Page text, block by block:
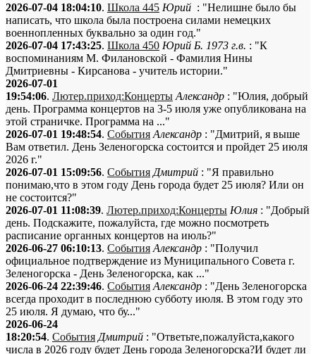
2026-07-04 18:04:10. Школа 445 Юрий : "Нелишне было бы
написать, что школа была построена силами немецких
военнопленных буквально за один год."
2026-07-04 17:43:25. Школа 450 Юрий Б. 1973 г.в. : "К
воспоминаниям М. Филановской - Фамилия Нины
Дмитриевны - Кирсанова - учитель истории."
2026-07-01
19:54:06. Лютер.приход:Концерты Александр : "Юлия, добрый
день. Программа концертов на 3-5 июля уже опубликована на
этой страничке. Программа на ..."
2026-07-01 19:48:54. События Александр : "Дмитрий, я выше
Вам ответил. День Зеленогорска состоится и пройдет 25 июля
2026 г."
2026-07-01 15:09:56. События Дмитрий : "Я правильно
понимаю,что в этом году День города будет 25 июля? Или он
не состоится?"
2026-07-01 11:08:39. Лютер.приход:Концерты Юлия : "Добрый
день. Подскажите, пожалуйста, где можно посмотреть
расписание органных концертов на июль?"
2026-06-27 06:10:13. События Александр : "Получил
официальное подтверждение из Муниципального Совета г.
Зеленогорска - День Зеленогорска, как ..."
2026-06-24 22:39:46. События Александр : "День Зеленогорска
всегда проходит в последнюю субботу июля. В этом году это
25 июля. Я думаю, что бу..."
2026-06-24
18:20:54. События Дмитрий : "Ответьте,пожалуйста,какого
числа в 2026 году будет День города Зеленогорска?И будет ли